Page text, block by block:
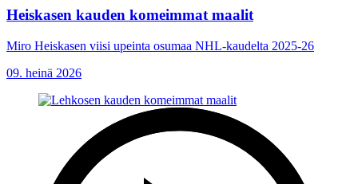
Heiskasen kauden komeimmat maalit
Miro Heiskasen viisi upeinta osumaa NHL-kaudelta 2025-26
09. heinä 2026